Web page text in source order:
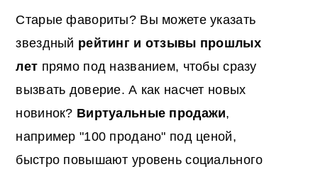
Старые фавориты? Вы можете указать
звездный рейтинг и отзывы прошлых
лет прямо под названием, чтобы сразу
вызвать доверие. А как насчет новых
новинок? Виртуальные продажи,
например "100 продано" под ценой,
быстро повышают уровень социального